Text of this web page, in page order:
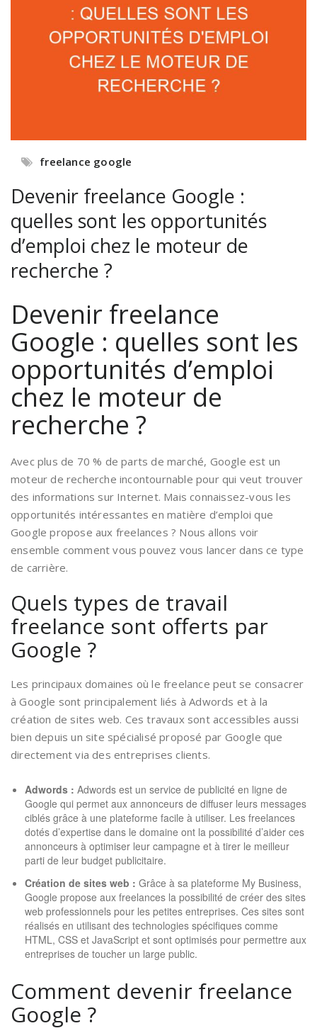
freelance google
Devenir freelance Google :
quelles sont les opportunités
d’emploi chez le moteur de
recherche ?
Devenir freelance
Google : quelles sont les
opportunités d’emploi
chez le moteur de
recherche ?
Avec plus de 70 % de parts de marché, Google est un
moteur de recherche incontournable pour qui veut trouver
des informations sur Internet. Mais connaissez-vous les
opportunités intéressantes en matière d’emploi que
Google propose aux freelances ? Nous allons voir
ensemble comment vous pouvez vous lancer dans ce type
de carrière.
Quels types de travail
freelance sont offerts par
Google ?
Les principaux domaines où le freelance peut se consacrer
à Google sont principalement liés à Adwords et à la
création de sites web. Ces travaux sont accessibles aussi
bien depuis un site spécialisé proposé par Google que
directement via des entreprises clients.
Adwords : Adwords est un service de publicité en ligne de
Google qui permet aux annonceurs de diffuser leurs messages
ciblés grâce à une plateforme facile à utiliser. Les freelances
dotés d’expertise dans le domaine ont la possibilité d’aider ces
annonceurs à optimiser leur campagne et à tirer le meilleur
parti de leur budget publicitaire.
Création de sites web : Grâce à sa plateforme My Business,
Google propose aux freelances la possibilité de créer des sites
web professionnels pour les petites entreprises. Ces sites sont
réalisés en utilisant des technologies spécifiques comme
HTML, CSS et JavaScript et sont optimisés pour permettre aux
entreprises de toucher un large public.
Comment devenir freelance
Google ?